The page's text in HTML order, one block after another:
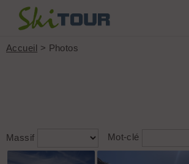
Accueil > Photos
Massif Mot-clé